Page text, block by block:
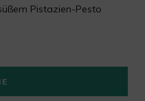
Pistazien-Pesto